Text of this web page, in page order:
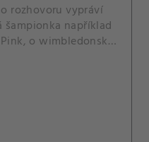
rozhovoru vypráví
šampionka například
o wimbledonské